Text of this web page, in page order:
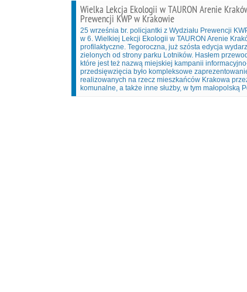
Wielka Lekcja Ekologii w TAURON Arenie
Prewencji KWP w Krakowie
25 września br. policjantki z Wydziału Prewencji
w 6. Wielkiej Lekcji Ekologii w TAURON Arenie
profilaktyczne. Tegoroczna, już szósta edycja
zielonych od strony parku Lotników. Hasłem
które jest też nazwą miejskiej kampanii
przedsięwzięcia było kompleksowe
realizowanych na rzecz mieszkańców Krakowa
komunalne, a także inne służby, w tym małopolską